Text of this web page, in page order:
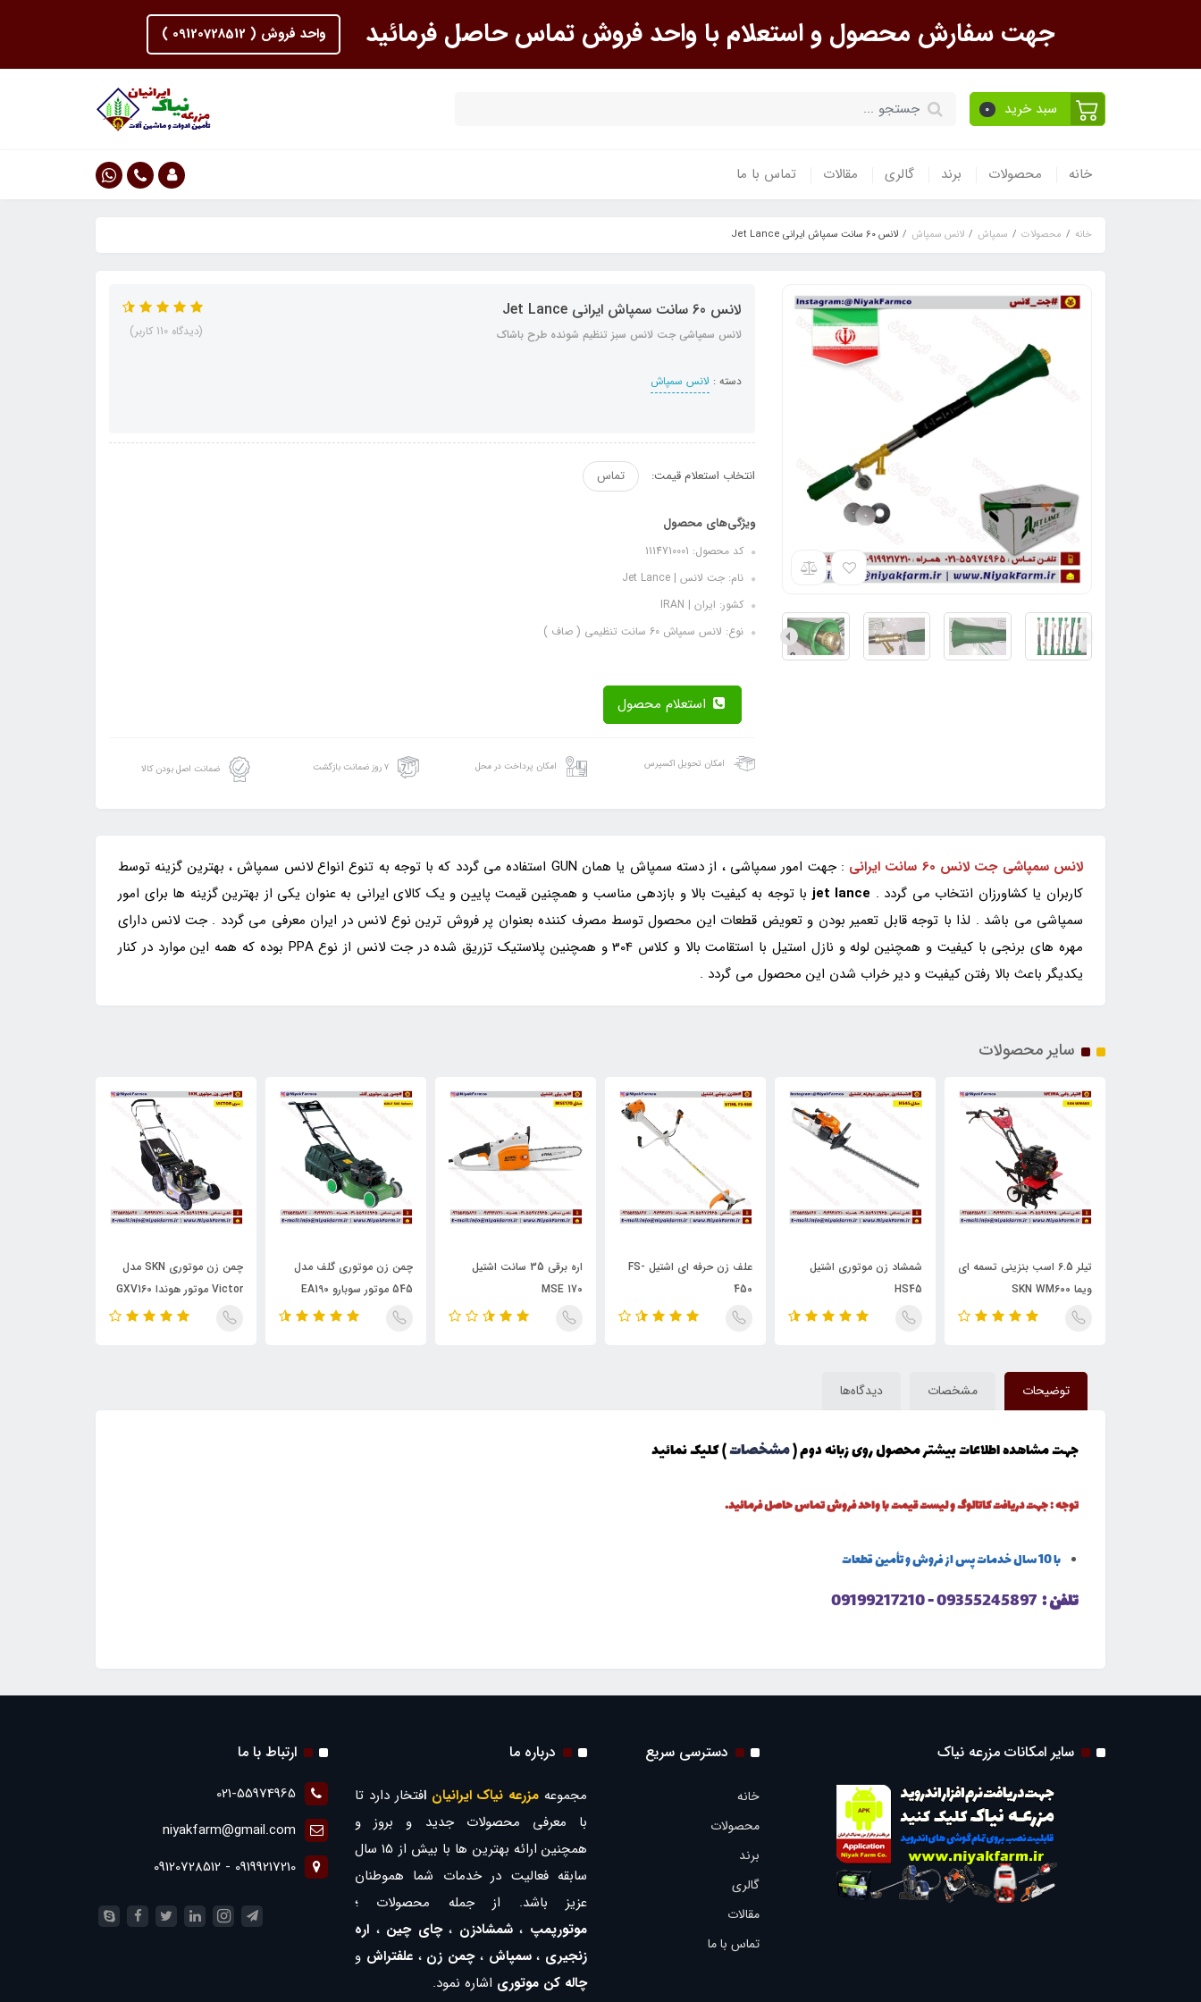
جهت سفارش محصول و استعلام با واحد فروش تماس حاصل فرمائید واحد فروش ( 09120728512 )
سبد خرید 0
خانه محصولات برند گالری مقالات تماس با ما
خانه محصولات سمپاش لانس سمپاش لانس 60 سانت سمپاش ایرانی Jet Lance
لانس 60 سانت سمپاش ایرانی Jet Lance
لانس سمپاشی جت لانس سبز تنظیم شونده طرح باشاک
دسته : لانس سمپاش
(دیدگاه 110 کاربر)
انتخاب استعلام قیمت: تماس
ویژگی‌های محصول
کد محصول: 1114710001
نام: جت لانس | Jet Lance
کشور: ایران | IRAN
نوع: لانس سمپاش 60 سانت تنظیمی ( صاف )
امکان تحویل اکسپرس امکان پرداخت در محل ۷ روز ضمانت بازگشت ضمانت اصل بودن کالا
لانس سمپاشی جت لانس 60 سانت ایرانی
: جهت امور سمپاشی ، از دسته سمپاش یا همان GUN استفاده می گردد که با توجه به تنوع انواع لانس سمپاش ، بهترین گزینه توسط
کاربران یا کشاورزان انتخاب می گردد .
با توجه به کیفیت بالا و بازدهی مناسب و همچنین قیمت پایین و یک کالای ایرانی به عنوان یکی از بهترین گزینه ها برای امور
سمپاشی می باشد . لذا با توجه قابل تعمیر بودن و تعویض قطعات این محصول توسط مصرف کننده بعنوان پر فروش ترین نوع لانس در ایران معرفی می گردد . جت لانس دارای
مهره های برنجی با کیفیت و همچنین لوله و نازل استیل با استقامت بالا و کلاس 304 و همچنین پلاستیک تزریق شده در جت لانس از نوع PPA بوده که همه این موارد در کنار
یکدیگر باعث بالا رفتن کیفیت و دیر خراب شدن این محصول می گردد .
سایر محصولات
تیلر 6.5 اسب بنزینی تسمه ای
ویما SKN WM600
شمشاد زن موتوری اشتیل
HS45
علف زن حرفه ای اشتیل FS-
450
اره برقی 35 سانت اشتیل
MSE 170
چمن زن موتوری گلف مدل
545 موتور سوبارو EA190
چمن زن موتوری SKN مدل
Victor موتور هوندا GXV160
توضیحات مشخصات دیدگاه‌ها
جهت مشاهده اطلاعات بیشتر محصول روی زبانه دوم (مشخصات) کلیک نمائید
توجه : جهت دریافت کاتالوگ و لیست قیمت با واحد فروش تماس حاصل فرمائید.
با 10 سال خدمات پس از فروش و تأمین قطعات
تلفن :
سایر امکانات مزرعه نیاک دسترسی سریع
خانه
محصولات
برند
گالری
مقالات
تماس با ما
درباره ما
مجموعه مزرعه نیاک ایرانیانافتخار دارد تا
با معرفی محصولات جدید و بروز و
همچنین ارائه بهترین ها با بیش از 15 سال
سابقه فعالیت در خدمات شما هموطنان
عزیز باشد. از جمله محصولات ؛
موتورپمپ ،شمشادزن ،چای چین ، اره
زنجیری ،سمپاش ،چمن زن ،علفتراش و
چاله کن موتوری اشاره نمود.
ارتباط با ما
021-55974965
niyakfarm@gmail.com
09199217210 - 09120728512